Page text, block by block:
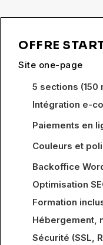
OFFRE
Site one-page
5 sections (150
Intégration e-
Paiements en
Couleurs et
Backoffice
Optimisation
Formation
Hébergement,
Sécurité (SSL,